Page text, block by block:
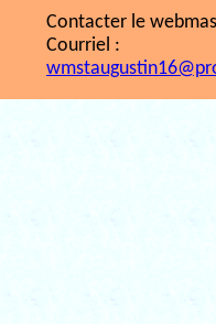
Contacter le
Courriel :